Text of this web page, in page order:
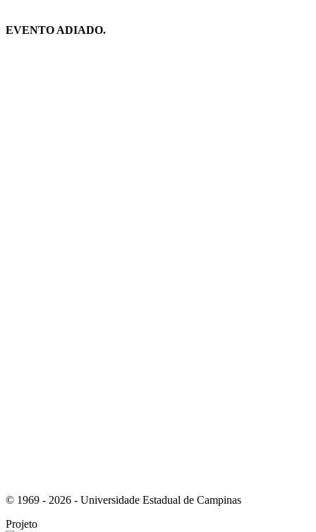
EVENTO ADIADO.
© 1969 - 2026 - Universidade Estadual de Campinas
Projeto